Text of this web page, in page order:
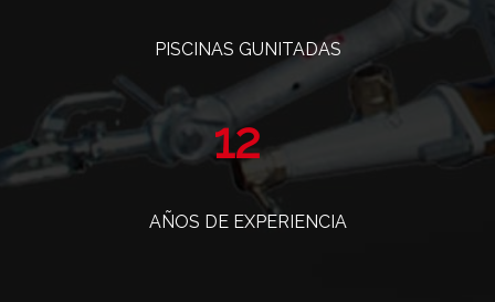
PISCINAS GUNITADAS
14
AÑOS DE EXPERIENCIA